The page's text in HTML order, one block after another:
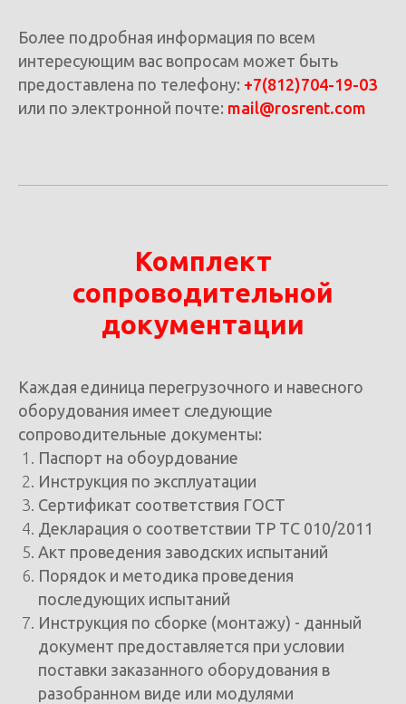
Более подробная информация по всем
интересующим вас вопросам может быть
предоставлена по телефону: +7(812)704-19-03
или по электронной почте: mail@rosrent.com
Комплект
сопроводительной
документации
Каждая единица перегрузочного и навесного
оборудования имеет следующие
сопроводительные документы:
Паспорт на обоурдование
Инструкция по эксплуатации
Сертификат соответствия ГОСТ
Декларация о соответствии ТР ТС 010/2011
Акт проведения заводских испытаний
Порядок и методика проведения
последующих испытаний
Инструкция по сборке (монтажу) - данный
документ предоставляется при условии
поставки заказанного оборудования в
разобранном виде или модулями